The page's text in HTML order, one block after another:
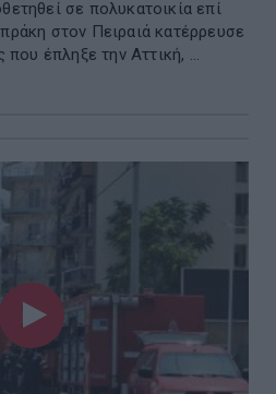
σε πολυκατοικία επί
στον Πειραιά κατέρρευσε
που έπληξε την Αττική, ...